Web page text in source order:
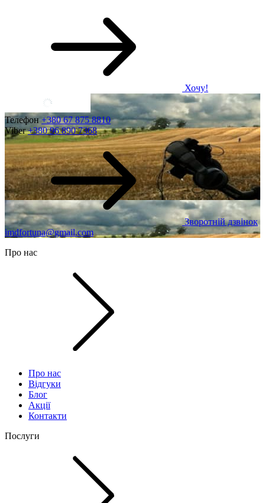
Хочу!
Телефон+380 67 875 8810
Viber+380 96 890 7368
Зворотній дзвінок
imdfortuna@gmail.com
Про нас
Про нас
Відгуки
Блог
Акції
Контакти
Послуги